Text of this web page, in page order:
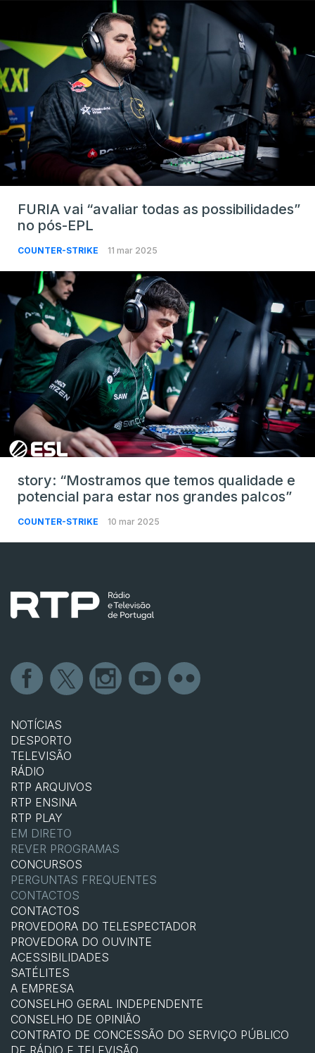
FURIA vai “avaliar todas as possibilidades”
no pós-EPL
COUNTER-STRIKE 11 mar 2025
story: “Mostramos que temos qualidade e
potencial para estar nos grandes palcos”
COUNTER-STRIKE 10 mar 2025
NOTÍCIAS
DESPORTO
TELEVISÃO
RÁDIO
RTP ARQUIVOS
RTP ENSINA
RTP PLAY
EM DIRETO
REVER PROGRAMAS
CONCURSOS
PERGUNTAS FREQUENTES
CONTACTOS
CONTACTOS
PROVEDORA DO TELESPECTADOR
PROVEDORA DO OUVINTE
ACESSIBILIDADES
SATÉLITES
A EMPRESA
CONSELHO GERAL INDEPENDENTE
CONSELHO DE OPINIÃO
CONTRATO DE CONCESSÃO DO SERVIÇO PÚBLICO